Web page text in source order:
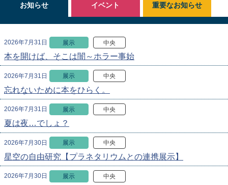
お知らせ
2026年7月31日 展示 中央
本を開けば、そこは闇～ホラー事始
2026年7月31日 展示 中央
忘れないために本をひらく。
2026年7月31日 展示 中央
夏は夜…でしょ？
2026年7月30日 展示 中央
星空の自由研究【プラネタリウムとの連携展示】
2026年7月30日 展示 中央
イベント 重要なお知らせ